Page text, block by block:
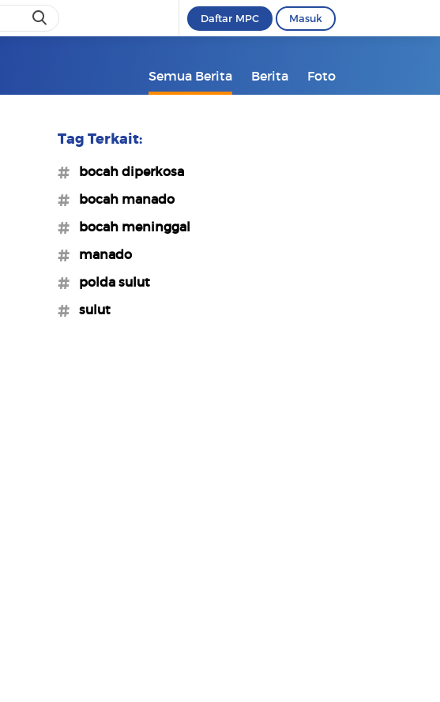
Daftar MPC Masuk
Semua Berita Berita Foto
Tag Terkait:
#bocah diperkosa
#bocah manado
#bocah meninggal
#manado
#polda sulut
#sulut